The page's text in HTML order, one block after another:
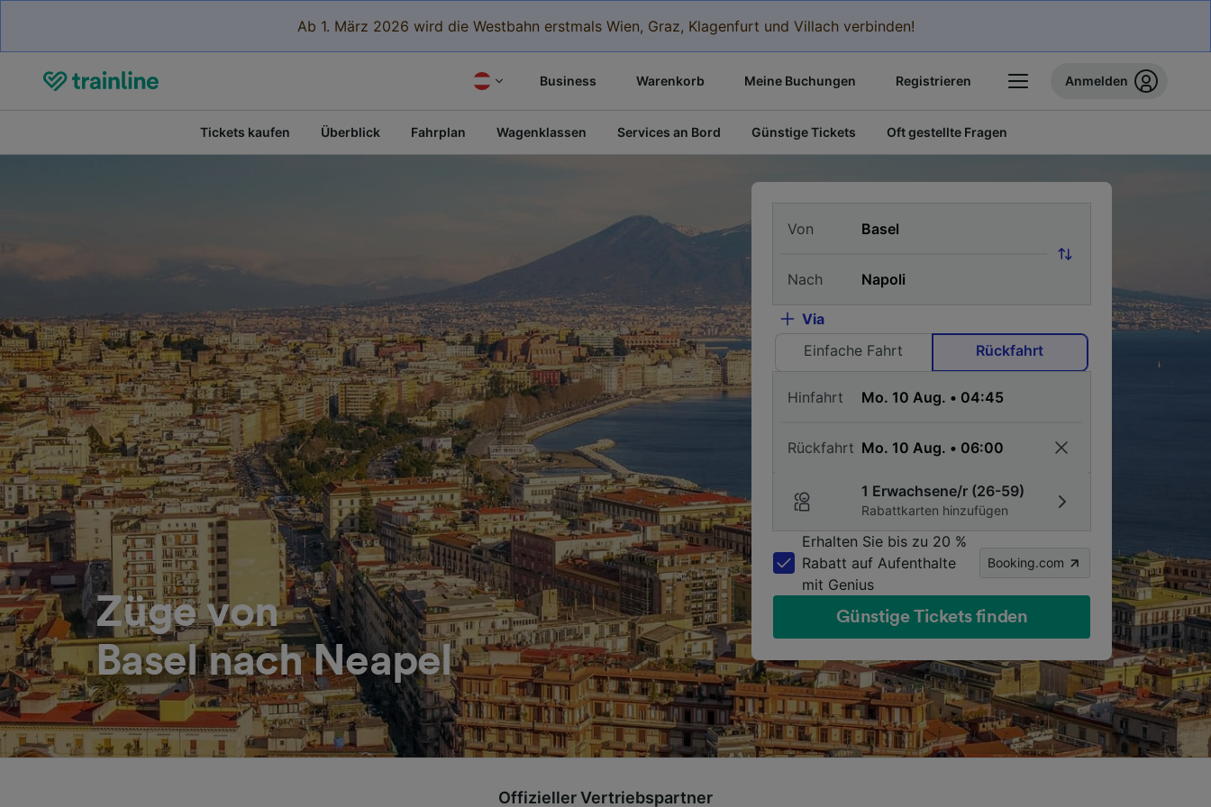
Ab 1. März 2026 wird die Westbahn erstmals Wien, Graz, Klagenfurt und Villach verbinden!
Business Warenkorb Meine Buchungen Registrieren Anmelden
Tickets kaufen Überblick Fahrplan Wagenklassen Services an Bord Günstige Tickets Oft gestellte Fragen
Züge von
Basel nach Neapel
Von
Nach
Via
Einfache Fahrt
Rückfahrt
Hinfahrt
Rückfahrt
1 Erwachsene/r (26-59)
Rabattkarten hinzufügen
Erhalten Sie bis zu 20 %
Rabatt auf Aufenthalte
mit Genius
Booking.com
Günstige Tickets finden
Offizieller Vertriebspartner